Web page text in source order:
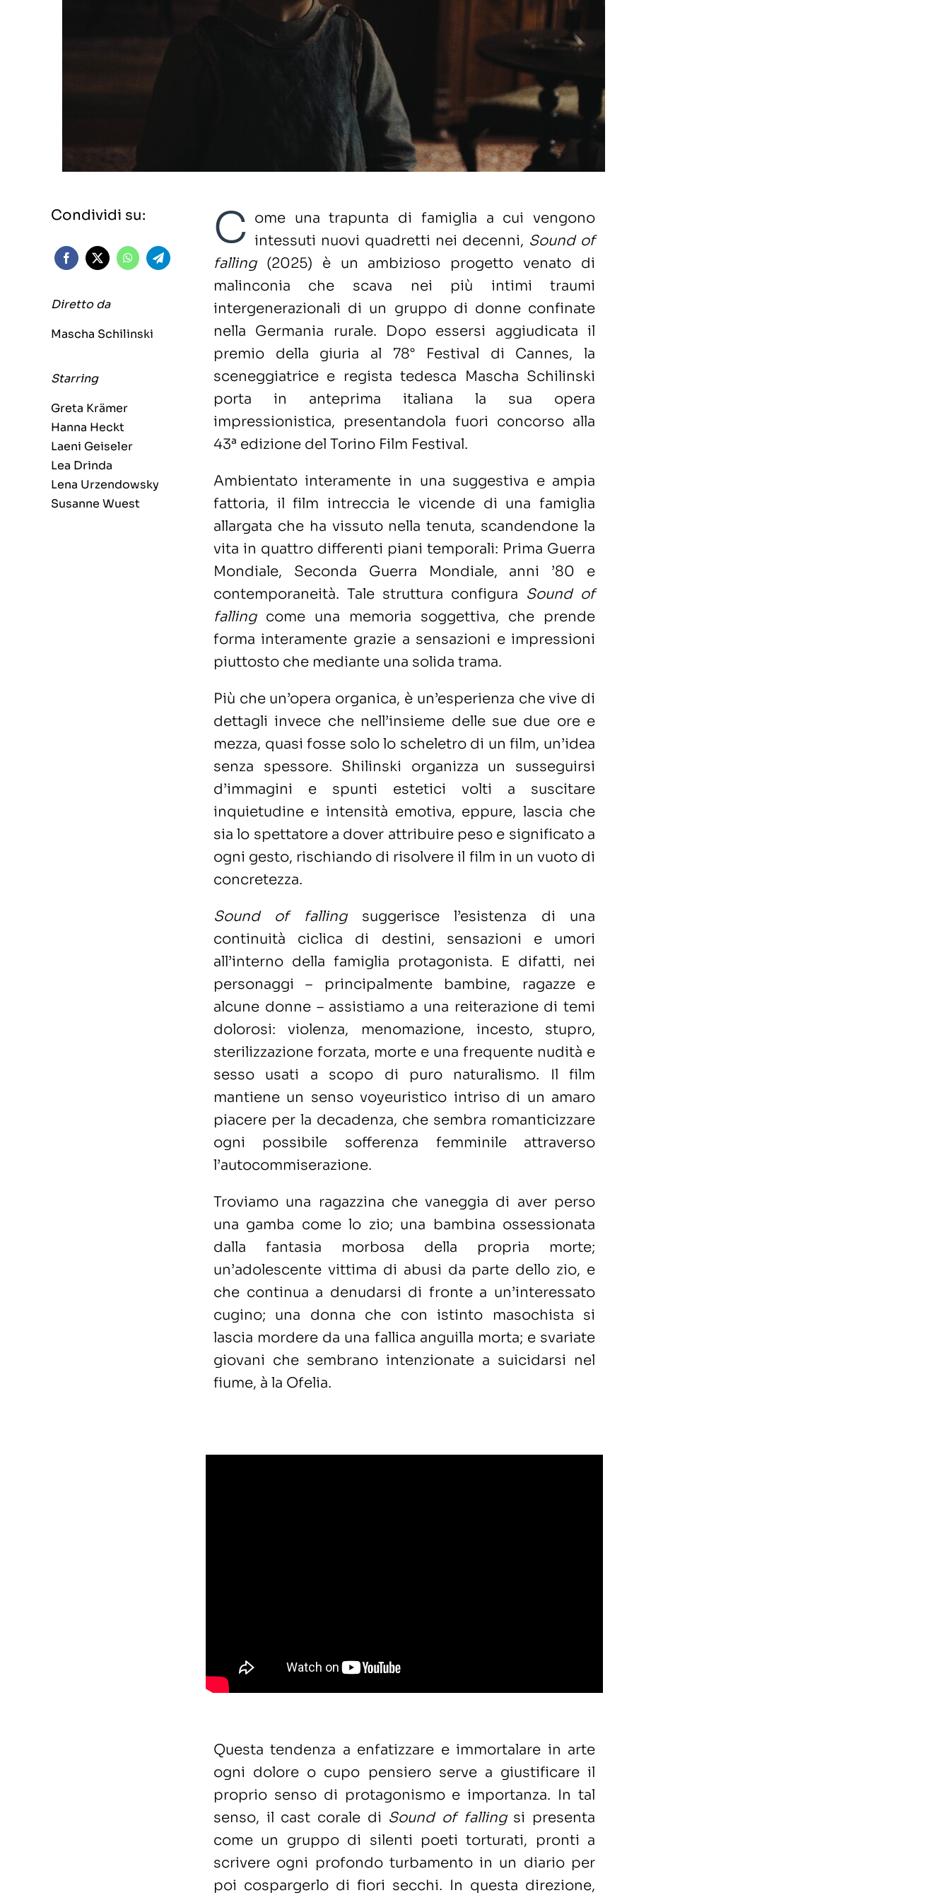
Condividi su:
Diretto da
Mascha Schilinski
Starring
Greta Krämer
Hanna Heckt
Laeni Geiseler
Lea Drinda
Lena Urzendowsky
Susanne Wuest
C ome una trapunta di famiglia a cui vengono
intessuti nuovi quadretti nei decenni, Sound of
falling (2025) è un ambizioso progetto venato di
malinconia che scava nei più intimi traumi
intergenerazionali di un gruppo di donne confinate
nella Germania rurale. Dopo essersi aggiudicata il
premio della giuria al 78° Festival di Cannes, la
sceneggiatrice e regista tedesca Mascha Schilinski
porta in anteprima italiana la sua opera
impressionistica, presentandola fuori concorso alla
43ª edizione del Torino Film Festival.
Ambientato interamente in una suggestiva e ampia
fattoria, il film intreccia le vicende di una famiglia
allargata che ha vissuto nella tenuta, scandendone la
vita in quattro differenti piani temporali: Prima Guerra
Mondiale, Seconda Guerra Mondiale, anni ’80 e
contemporaneità. Tale struttura configura Sound of
falling come una memoria soggettiva, che prende
forma interamente grazie a sensazioni e impressioni
piuttosto che mediante una solida trama.
Più che un’opera organica, è un’esperienza che vive di
dettagli invece che nell’insieme delle sue due ore e
mezza, quasi fosse solo lo scheletro di un film, un’idea
senza spessore. Shilinski organizza un susseguirsi
d’immagini e spunti estetici volti a suscitare
inquietudine e intensità emotiva, eppure, lascia che
sia lo spettatore a dover attribuire peso e significato a
ogni gesto, rischiando di risolvere il film in un vuoto di
concretezza.
Sound of falling suggerisce l’esistenza di una
continuità ciclica di destini, sensazioni e umori
all’interno della famiglia protagonista. E difatti, nei
personaggi– principalmente bambine, ragazze e
alcune donne –assistiamo a una reiterazione di temi
dolorosi: violenza, menomazione, incesto, stupro,
sterilizzazione forzata, morte e una frequente nudità e
sesso usati a scopo di puro naturalismo. Il film
mantiene un senso voyeuristico intriso di un amaro
piacere per la decadenza, che sembra romanticizzare
ogni possibile sofferenza femminile attraverso
l’autocommiserazione.
Troviamo una ragazzina che vaneggia di aver perso
una gamba come lo zio; una bambina ossessionata
dalla fantasia morbosa della propria morte;
un’adolescente vittima di abusi da parte dello zio, e
che continua a denudarsi di fronte a un’interessato
cugino; una donna che con istinto masochista si
lascia mordere da una fallica anguilla morta; e svariate
giovani che sembrano intenzionate a suicidarsi nel
fiume, à la Ofelia.
Questa tendenza a enfatizzare e immortalare in arte
ogni dolore o cupo pensiero serve a giustificare il
proprio senso di protagonismo e importanza. In tal
senso, il cast corale di Sound of fallingsi presenta
come un gruppo di silenti poeti torturati, pronti a
scrivere ogni profondo turbamento in un diario per
poi cospargerlo di fiori secchi. In questa direzione,